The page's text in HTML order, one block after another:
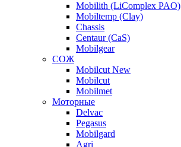
Mobilith (LiComplex PAO)
Mobiltemp (Clay)
Chassis
Centaur (CaS)
Mobilgear
СОЖ
Mobilcut New
Mobilcut
Mobilmet
Моторные
Delvac
Pegasus
Mobilgard
Agri